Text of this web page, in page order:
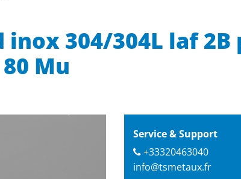
304/304L laf 2B
Mu
Service & Support
+33320463040
info@tsmetaux.fr